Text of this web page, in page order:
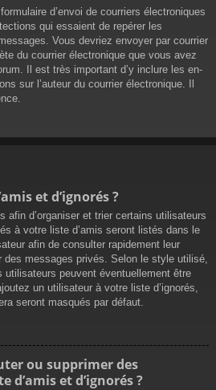
d’envoi de courriers électroniques
qui essaient de repérer les
Vous devriez envoyer par courrier
du courrier électronique que vous avez
Il est très important d’y inclure les en-
sur l’auteur du courrier électronique. Il
et d’ignorés ?
afin d’organiser et trier certains utilisateurs
à votre liste d’amis seront listés dans le
afin de consulter rapidement leur
des messages privés. Selon le style utilisé,
utilisateurs peuvent éventuellement être
un utilisateur à votre liste d’ignorés,
seront masqués par défaut.
ou supprimer des
et d’ignorés ?